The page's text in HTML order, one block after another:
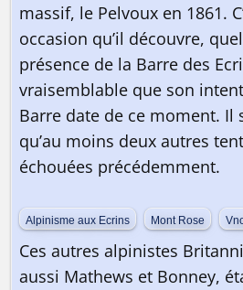
massif, le Pelvoux en 1861.
occasion qu’il découvre,
présence de la Barre des
vraisemblable que son
Barre date de ce moment. Il
qu’au moins deux autres
échouées précédemment.
Alpinisme aux Ecrins Mont Rose
Ces autres alpinistes
aussi Mathews et Bonney,